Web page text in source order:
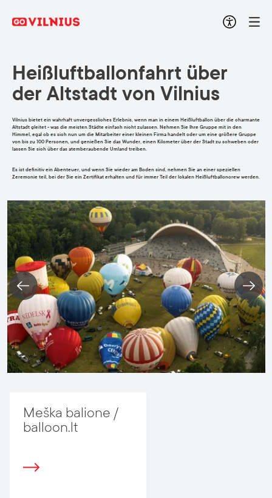
Heißluftballonfahrt über
der Altstadt von Vilnius
Vilnius bietet ein wahrhaft unvergessliches Erlebnis, wenn man in einem Heißluftballon über die charmante
Altstadt gleitet - was die meisten Städte einfach nicht zulassen. Nehmen Sie Ihre Gruppe mit in den
Himmel, egal ob es sich nun um die Mitarbeiter einer kleinen Firma handelt oder um eine größere Gruppe
von bis zu 100 Personen, und genießen Sie das Wunder, einen Kilometer über der Stadt zu schweben oder
lassen Sie sich über das atemberaubende Umland treiben.
Es ist definitiv ein Abenteuer, und wenn Sie wieder am Boden sind, nehmen Sie an einer speziellen
Zeremonie teil, bei der Sie ein Zertifikat erhalten und für immer Teil der lokalen Heißluftballoncrew werden.
Meška balione /
balloon.lt